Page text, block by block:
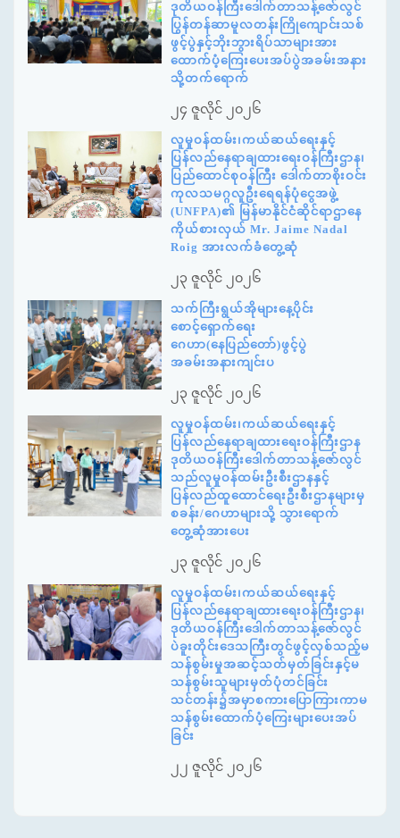
ဒုတိယဝန်ကြီးဒေါက်တာသန့်ဇော်လွင်
ပြွန်တန်ဆာမူလတန်းကြိုကျောင်းသစ်
ဖွင့်ပွဲနှင့်ဘိုးဘွားရိပ်သာများအား
ထောက်ပံ့ကြေးပေးအပ်ပွဲအခမ်းအနား
သို့တက်ရောက်
၂၄ ဇူလိုင် ၂၀၂၆
လူမှုဝန်ထမ်း၊ကယ်ဆယ်ရေးနှင့်
ပြန်လည်နေရာချထားရေးဝန်ကြီးဌာန၊
ပြည်ထောင်စုဝန်ကြီး ဒေါက်တာစိုးဝင်း
ကုလသမဂ္ဂလူဦးရေရန်ပုံငွေအဖွဲ့
(UNFPA)၏ မြန်မာနိုင်ငံဆိုင်ရာဌာနေ
ကိုယ်စားလှယ် Mr. Jaime Nadal
Roig အားလက်ခံတွေ့ဆုံ
၂၃ ဇူလိုင် ၂၀၂၆
သက်ကြီးရွယ်အိုများနေ့ပိုင်း
စောင့်ရှောက်ရေး
ဂေဟာ(နေပြည်တော်)ဖွင့်ပွဲ
အခမ်းအနားကျင်းပ
၂၃ ဇူလိုင် ၂၀၂၆
လူမှုဝန်ထမ်း၊ကယ်ဆယ်ရေးနှင့်
ပြန်လည်နေရာချထားရေးဝန်ကြီးဌာန
ဒုတိယဝန်ကြီးဒေါက်တာသန့်ဇော်လွင်
သည်လူမှုဝန်ထမ်းဦးစီးဌာနနှင့်
ပြန်လည်ထူထောင်ရေးဦးစီးဌာနများမှ
စခန်း/ဂေဟာများသို့ သွားရောက်
တွေ့ဆုံအားပေး
၂၃ ဇူလိုင် ၂၀၂၆
လူမှုဝန်ထမ်း၊ကယ်ဆယ်ရေးနှင့်
ပြန်လည်နေရာချထားရေးဝန်ကြီးဌာန၊
ဒုတိယဝန်ကြီးဒေါက်တာသန့်ဇော်လွင်
ပဲခူးတိုင်းဒေသကြီးတွင်ဖွင့်လှစ်သည့်မ
သန်စွမ်းမှုအဆင့်သတ်မှတ်ခြင်းနှင့်မ
သန်စွမ်းသူများမှတ်ပုံတင်ခြင်း
သင်တန်း၌အမှာစကားပြောကြားကာမ
သန်စွမ်းထောက်ပံ့ကြေးများပေးအပ်
ခြင်း
၂၂ ဇူလိုင် ၂၀၂၆